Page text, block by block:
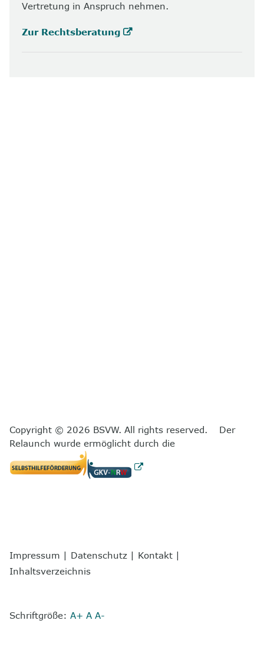
Vertretung in Anspruch nehmen.
Zur Rechtsberatung
Copyright © 2026 BSVW. All rights reserved. Der
Relaunch wurde ermöglicht durch die
Impressum | Datenschutz | Kontakt |
Inhaltsverzeichnis
Schriftgröße: A+ A A-